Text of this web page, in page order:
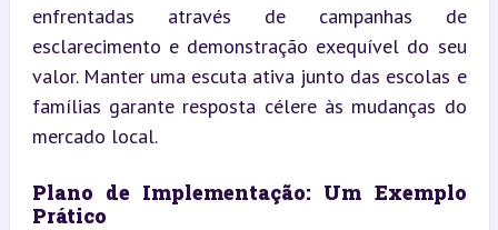
enfrentadas através de campanhas de
esclarecimento e demonstração exequível do seu
valor. Manter uma escuta ativa junto das escolas e
famílias garante resposta célere às mudanças do
mercado local.
Plano de Implementação: Um Exemplo
Prático